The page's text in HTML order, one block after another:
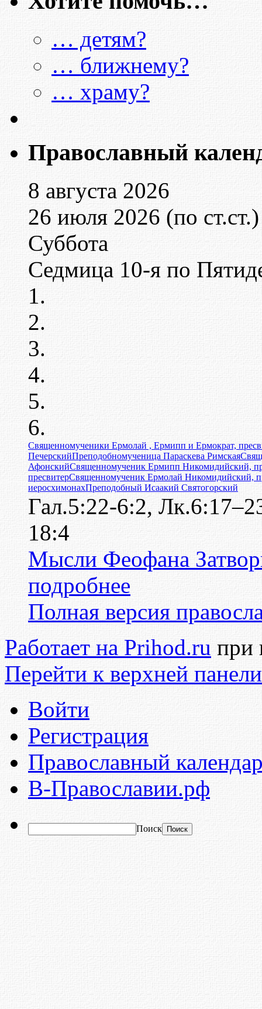
… детям?
… ближнему?
… храму?
Православный
8 августа 2026
26 июля 2026 (по ст.ст.)
Суббота
Седмица 10-я по
Священномученики Ермолай , Ермипп и Ермократ,
ПечерскийПреподобномученица Параскева Римская
АфонскийСвященномученик Ермипп Никомидийский,
пресвитерСвященномученик Ермолай Никомидийский,
иеросхимонахПреподобный Исаакий Святогорский
Гал.5:22-6:2,
18:4
Мысли Феофана
подробнее
Полная версия
Работает на Prihod.ru при
Перейти к верхней панели
Войти
Регистрация
Православный
В-Православии.рф
Поиск